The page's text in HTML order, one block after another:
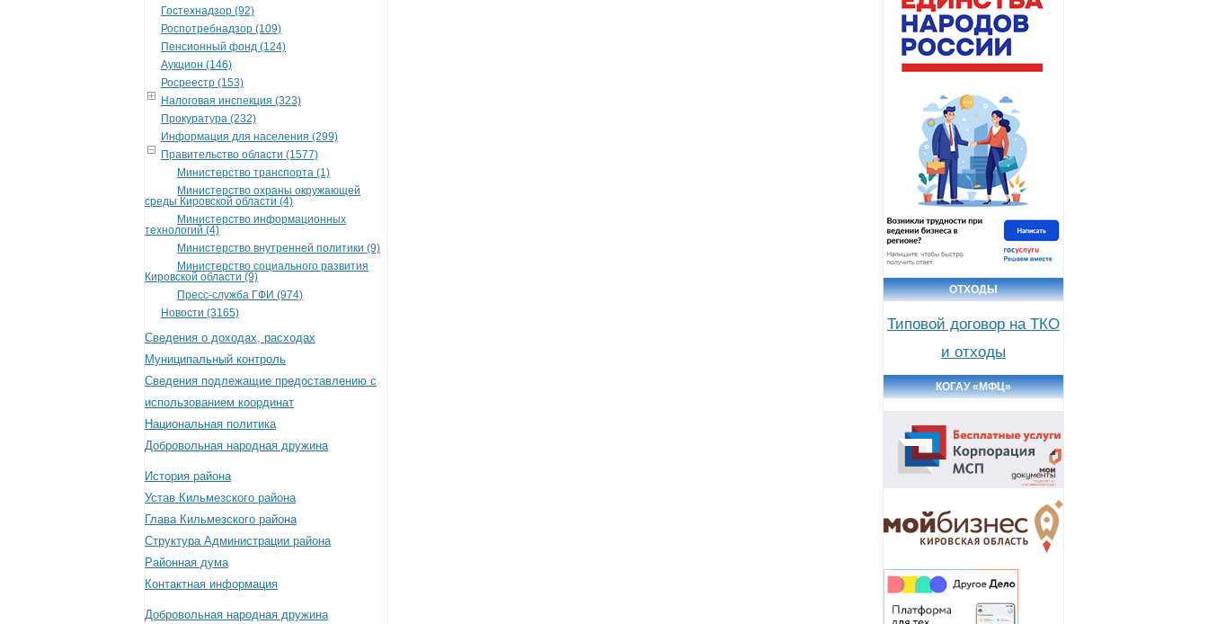
Гостехнадзор (92)
Роспотребнадзор (109)
Пенсионный фонд (124)
Аукцион (146)
Росреестр (153)
Налоговая инспекция (323)
Прокуратура (232)
Информация для населения (299)
Правительство области (1577)
Министерство транспорта (1)
Министерство охраны окружающей
среды Кировской области (4)
Министерство информационных
технологий (4)
Министерство внутренней политики (9)
Министерство социального развития
Кировской области (9)
Пресс-служба ГФИ (974)
Новости (3165)
Сведения о доходах, расходах
Муниципальный контроль
Сведения подлежащие предоставлению с
использованием координат
Национальная политика
Добровольная народная дружина
История района
Устав Кильмезского района
Глава Кильмезского района
Структура Администрации района
Районная дума
Контактная информация
Добровольная народная дружина
ОТХОДЫ
Типовой договор на ТКО
и отходы
КОГАУ «МФЦ»